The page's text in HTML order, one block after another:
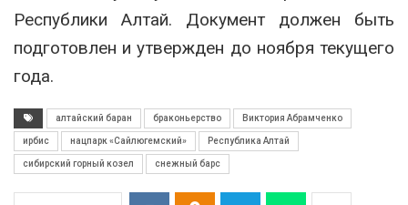
Республики Алтай. Документ должен быть
подготовлен и утвержден до ноября текущего
года.
алтайский баран браконьерство Виктория Абрамченко
ирбис нацпарк «Сайлюгемский» Республика Алтай
сибирский горный козел снежный барс